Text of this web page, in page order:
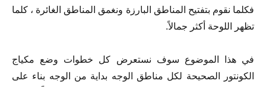
فكلما نقوم بتفتيح المناطق البارزة ونغمق المناطق الغائرة ، كلما
تظهر اللوحة أكثر جمالاً.
في هذا الموضوع سوف نستعرض كل خطوات وضع مكياج
الكونتور الصحيحة لكل مناطق الوجه بداية من الوجه بناء على